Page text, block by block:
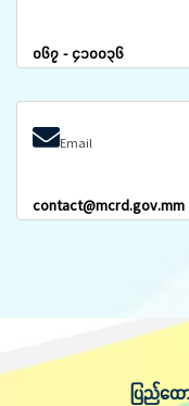
၀၆၇ - ၄၁၀၀၃၆
Email
contact@mcrd.gov.mm
ပြည်ထေ